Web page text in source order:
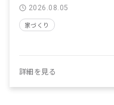
2026.08.05
家づくり
詳細を見る